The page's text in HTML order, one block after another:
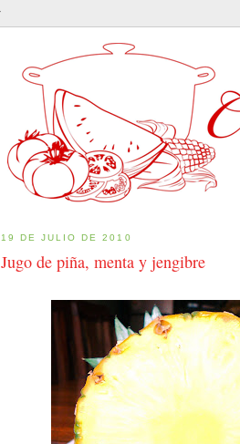
19 DE JULIO DE 2010
Jugo de piña, menta y jengibre